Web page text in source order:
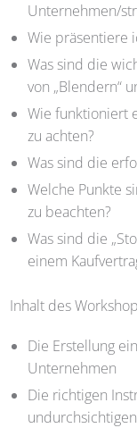
Unternehmen/
Wie präsentiere
Was sind die
von „Blendern“
Wie funktioniert
zu achten?
Was sind die
Welche Punkte
zu beachten?
Was sind die
einem
Inhalt des
Die Erstellung
Unternehmen
Die richtigen